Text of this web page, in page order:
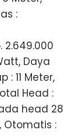
:
2.649.000
Daya
: 11 Meter,
Head :
head 28
Otomatis :